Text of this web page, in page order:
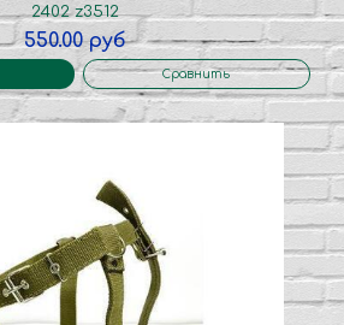
2402 z3512
550.00 руб
Сравнить